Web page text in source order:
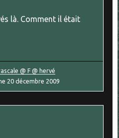
là. Comment il était
@ F @ hervé
20 décembre 2009